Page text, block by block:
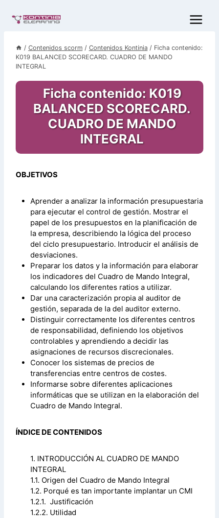
contenido
/ Contenidos scorm / Contenidos Kontinia / Ficha contenido:
K019 BALANCED SCORECARD. CUADRO DE MANDO
INTEGRAL
Ficha contenido: K019
BALANCED SCORECARD.
CUADRO DE MANDO
INTEGRAL
OBJETIVOS
Aprender a analizar la información presupuestaria
para ejecutar el control de gestión. Mostrar el
papel de los presupuestos en la planificación de
la empresa, describiendo la lógica del proceso
del ciclo presupuestario. Introducir el análisis de
desviaciones.
Preparar los datos y la información para elaborar
los indicadores del Cuadro de Mando Integral,
calculando los diferentes ratios a utilizar.
Dar una caracterización propia al auditor de
gestión, separada de la del auditor externo.
Distinguir correctamente los diferentes centros
de responsabilidad, definiendo los objetivos
controlables y aprendiendo a decidir las
asignaciones de recursos discrecionales.
Conocer los sistemas de precios de
transferencias entre centros de costes.
Informarse sobre diferentes aplicaciones
informáticas que se utilizan en la elaboración del
Cuadro de Mando Integral.
ÍNDICE DE CONTENIDOS
1. INTRODUCCIÓN AL CUADRO DE MANDO
INTEGRAL
1.1. Origen del Cuadro de Mando Integral
1.2. Porqué es tan importante implantar un CMI
1.2.1. Justificación
1.2.2. Utilidad